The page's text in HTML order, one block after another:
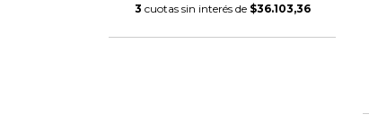
3 cuotas sin interés de $36.103,36